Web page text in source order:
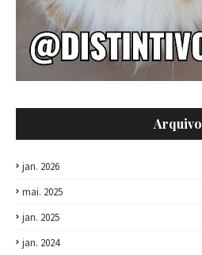
Arquivo
jan. 2026
mai. 2025
jan. 2025
jan. 2024